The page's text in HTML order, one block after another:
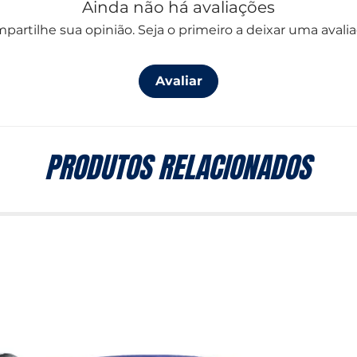
Ainda não há avaliações
sua opinião. Seja o primeiro a deixar uma
Avaliar
PRODUTOS RELACIONADOS